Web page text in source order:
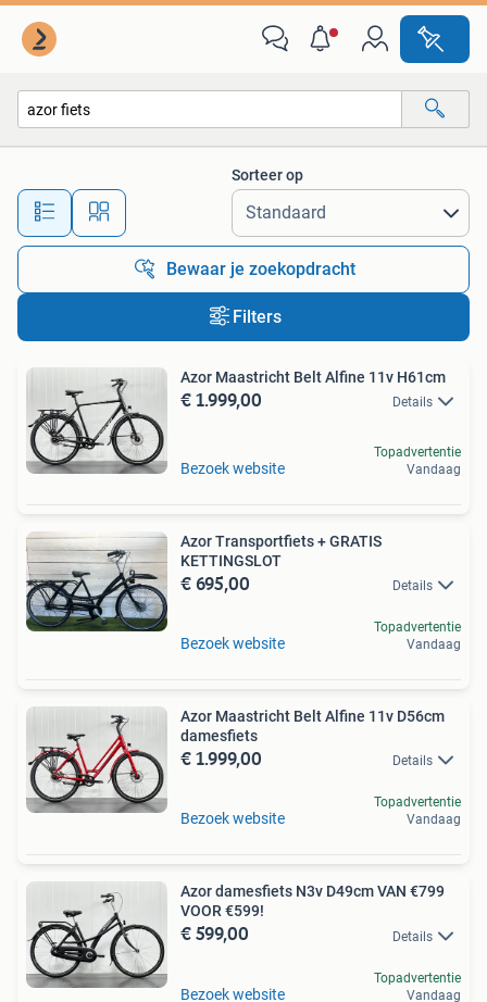
Alle afstanden…
Sorteer op
Bewaar je zoekopdracht
Filters
Azor Maastricht Belt Alfine 11v H61cm
€ 1.999,00 Details
Bezoek website
Topadvertentie
Vandaag
Azor Transportfiets + GRATIS
KETTINGSLOT
€ 695,00 Details
Bezoek website
Topadvertentie
Vandaag
Azor Maastricht Belt Alfine 11v D56cm
damesfiets
€ 1.999,00 Details
Bezoek website
Topadvertentie
Vandaag
Azor damesfiets N3v D49cm VAN €799
VOOR €599!
€ 599,00 Details
Bezoek website
Topadvertentie
Vandaag